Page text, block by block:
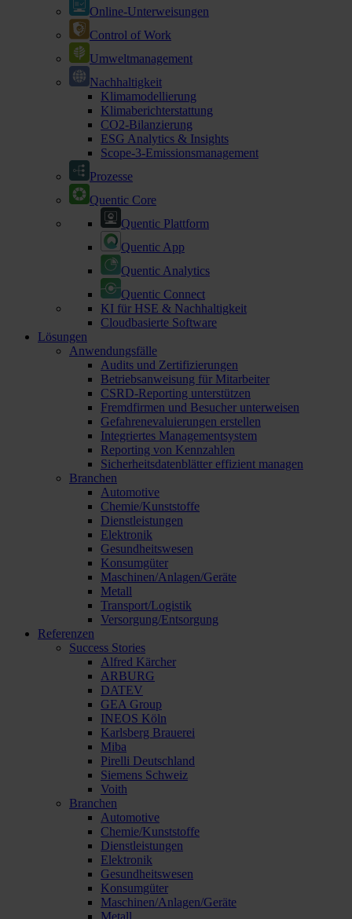
Online-Unterweisungen
Control of Work
Umweltmanagement
Nachhaltigkeit
Klimamodellierung
Klimaberichterstattung
CO2-Bilanzierung
ESG Analytics & Insights
Scope-3-Emissionsmanagement
Prozesse
Quentic Core
Quentic Plattform
Quentic App
Quentic Analytics
Quentic Connect
KI für HSE & Nachhaltigkeit
Cloudbasierte Software
Lösungen
Anwendungsfälle
Audits und Zertifizierungen
Betriebsanweisung für Mitarbeiter
CSRD-Reporting unterstützen
Fremdfirmen und Besucher unterweisen
Gefahrenevaluierungen erstellen
Integriertes Managementsystem
Reporting von Kennzahlen
Sicherheitsdatenblätter effizient managen
Branchen
Automotive
Chemie/Kunststoffe
Dienstleistungen
Elektronik
Gesundheitswesen
Konsumgüter
Maschinen/Anlagen/Geräte
Metall
Transport/Logistik
Versorgung/Entsorgung
Referenzen
Success Stories
Alfred Kärcher
ARBURG
DATEV
GEA Group
INEOS Köln
Karlsberg Brauerei
Miba
Pirelli Deutschland
Siemens Schweiz
Voith
Branchen
Automotive
Chemie/Kunststoffe
Dienstleistungen
Elektronik
Gesundheitswesen
Konsumgüter
Maschinen/Anlagen/Geräte
Metall